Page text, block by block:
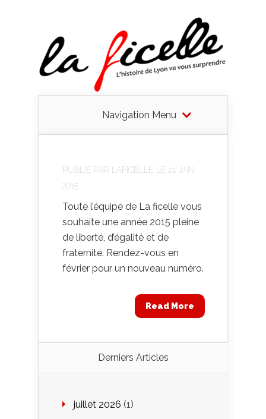
Navigation Menu
PUBLIÉ PAR LAFICELLE LE 21 JAN
2015
Toute l’équipe de La ficelle vous
souhaite une année 2015 pleine
de liberté, d’égalité et de
fraternité. Rendez-vous en
février pour un nouveau numéro.
Read More
Derniers Articles
juillet 2026 (1)